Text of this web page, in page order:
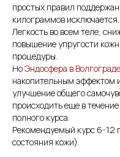
простых правил
килограммов исключается.
Легкость во всем теле,
повышение упругости
процедуры.
НоЭндосфера в Волгограде
накопительным эффектом
улучшение общего
происходить еще в
полного курса.
Рекомендуемый курс 6-12
состояния кожи).